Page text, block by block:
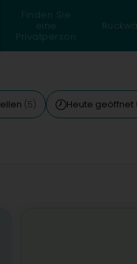
Finden Sie
eine
Privatperson
(5) Heute geöffnet